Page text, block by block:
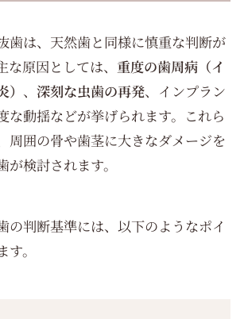
とトラブル予防
歯は、天然歯と同様に慎重な判断が
原因としては、 重度の歯周病（イ
、深刻な虫歯の再発、インプラン
な動揺などが挙げられます。これら
周囲の骨や歯茎に大きなダメージを
検討されます。
の判断基準には、以下のようなポイ
。